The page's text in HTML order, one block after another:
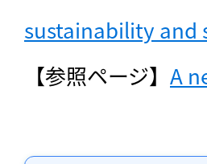
sustainability and
【参照ページ】 A